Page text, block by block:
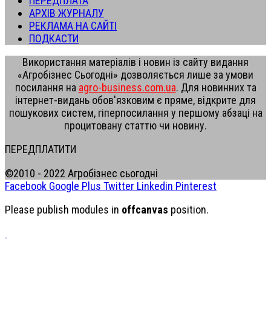
АРХІВ ЖУРНАЛУ
РЕКЛАМА НА САЙТІ
ПОДКАСТИ
Використання матеріалів і новин із сайту видання
«Агробізнес Сьогодні» дозволяється лише за умови
посилання на agro-business.com.ua. Для новинних та
інтернет-видань обов'язковим є пряме, відкрите для
пошукових систем, гіперпосилання у першому абзаці на
процитовану статтю чи новину.
ПЕРЕДПЛАТИТИ
©2010 - 2022 Агробізнес сьогодні
Facebook Google Plus Twitter Linkedin Pinterest
Please publish modules in offcanvas position.